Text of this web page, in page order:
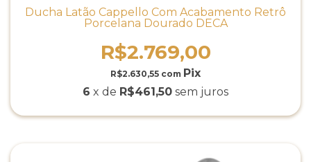
Ducha Latão Cappello Com Acabamento Retrô
Porcelana Dourado DECA
R$2.769,00
R$2.630,55 com
6 x de R$461,50 sem juros